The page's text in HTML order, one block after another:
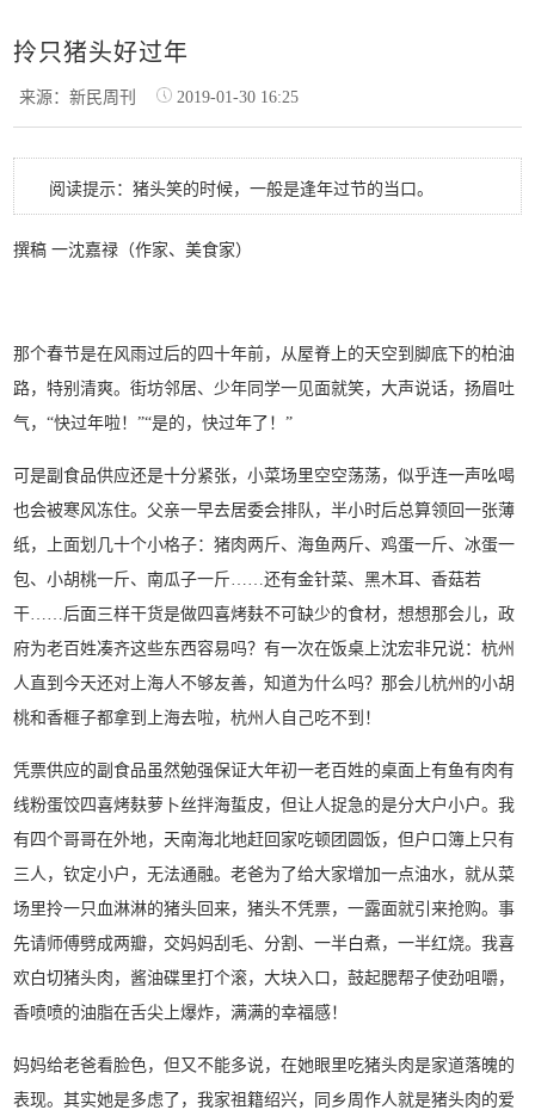
拎只猪头好过年
来源：新民周刊 2019-01-30 16:25
阅读提示：猪头笑的时候，一般是逢年过节的当口。
撰稿 一沈嘉禄（作家、美食家）
那个春节是在风雨过后的四十年前，从屋脊上的天空到脚底下的柏油
路，特别清爽。街坊邻居、少年同学一见面就笑，大声说话，扬眉吐
气，“快过年啦！”“是的，快过年了！”
可是副食品供应还是十分紧张，小菜场里空空荡荡，似乎连一声吆喝
也会被寒风冻住。父亲一早去居委会排队，半小时后总算领回一张薄
纸，上面划几十个小格子：猪肉两斤、海鱼两斤、鸡蛋一斤、冰蛋一
包、小胡桃一斤、南瓜子一斤……还有金针菜、黑木耳、香菇若
干……后面三样干货是做四喜烤麸不可缺少的食材，想想那会儿，政
府为老百姓凑齐这些东西容易吗？有一次在饭桌上沈宏非兄说：杭州
人直到今天还对上海人不够友善，知道为什么吗？那会儿杭州的小胡
桃和香榧子都拿到上海去啦，杭州人自己吃不到！
凭票供应的副食品虽然勉强保证大年初一老百姓的桌面上有鱼有肉有
线粉蛋饺四喜烤麸萝卜丝拌海蜇皮，但让人捉急的是分大户小户。我
有四个哥哥在外地，天南海北地赶回家吃顿团圆饭，但户口簿上只有
三人，钦定小户，无法通融。老爸为了给大家增加一点油水，就从菜
场里拎一只血淋淋的猪头回来，猪头不凭票，一露面就引来抢购。事
先请师傅劈成两瓣，交妈妈刮毛、分割、一半白煮，一半红烧。我喜
欢白切猪头肉，酱油碟里打个滚，大块入口，鼓起腮帮子使劲咀嚼，
香喷喷的油脂在舌尖上爆炸，满满的幸福感！
妈妈给老爸看脸色，但又不能多说，在她眼里吃猪头肉是家道落魄的
表现。其实她是多虑了，我家祖籍绍兴，同乡周作人就是猪头肉的爱